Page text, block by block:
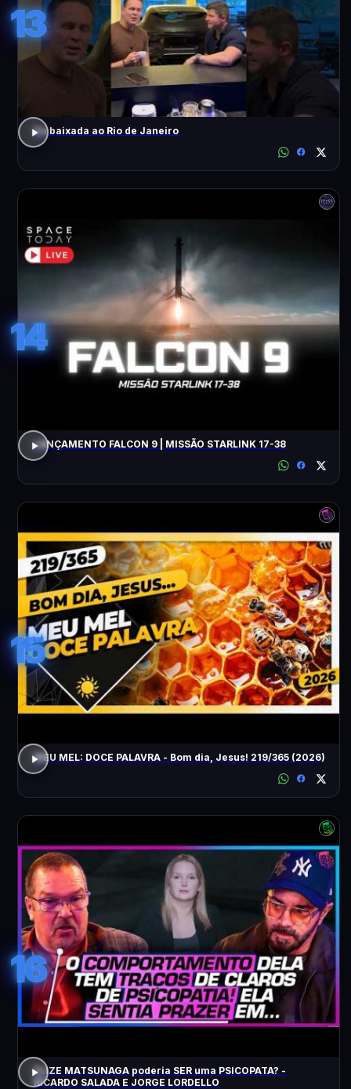
13
Da baixada ao Rio de Janeiro
14
LANÇAMENTO FALCON 9 | MISSÃO STARLINK 17-38
15
MEU MEL: DOCE PALAVRA - Bom dia, Jesus! 219/365 (2026)
16
ELIZE MATSUNAGA poderia SER uma PSICOPATA? -
RICARDO SALADA E JORGE LORDELLO